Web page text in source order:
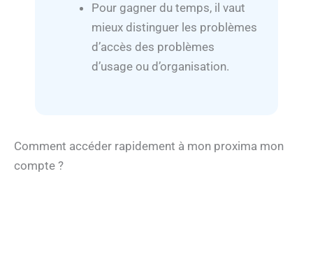
Pour gagner du temps, il vaut
mieux distinguer les problèmes
d’accès des problèmes
d’usage ou d’organisation.
Comment accéder rapidement à mon proxima mon
compte ?